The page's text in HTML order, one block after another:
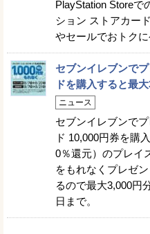
PlayStation Storeで
ション ストアカー
やセールでおトクに
セブンイレブンで
ドを購入すると最
ニュース
セブンイレブンで
ド 10,000円券を購
0％還元）のプレイ
をもれなくプレゼ
るので最大3,000円
日まで。